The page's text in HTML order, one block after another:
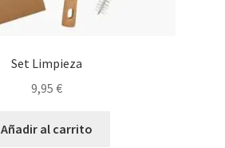
Set Limpieza
9,95 €
Añadir al carrito